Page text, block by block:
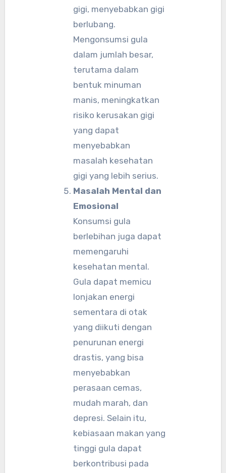
gigi, menyebabkan gigi
berlubang.
Mengonsumsi gula
dalam jumlah besar,
terutama dalam
bentuk minuman
manis, meningkatkan
risiko kerusakan gigi
yang dapat
menyebabkan
masalah kesehatan
gigi yang lebih serius.
Masalah Mental dan
Emosional
Konsumsi gula
berlebihan juga dapat
memengaruhi
kesehatan mental.
Gula dapat memicu
lonjakan energi
sementara di otak
yang diikuti dengan
penurunan energi
drastis, yang bisa
menyebabkan
perasaan cemas,
mudah marah, dan
depresi. Selain itu,
kebiasaan makan yang
tinggi gula dapat
berkontribusi pada